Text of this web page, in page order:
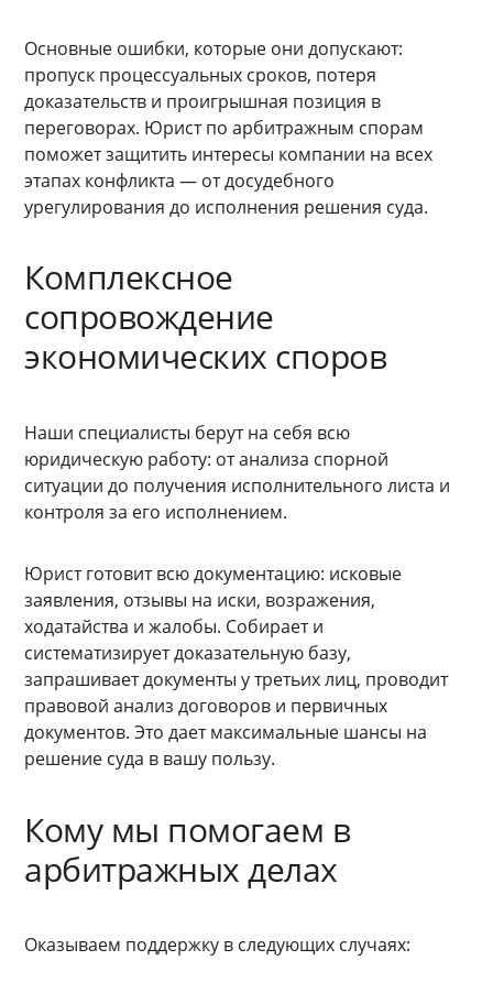
Основные ошибки, которые они допускают:
пропуск процессуальных сроков, потеря
доказательств и проигрышная позиция в
переговорах. Юрист по арбитражным спорам
поможет защитить интересы компании на всех
этапах конфликта — от досудебного
урегулирования до исполнения решения суда.
Комплексное
сопровождение
экономических споров
Наши специалисты берут на себя всю
юридическую работу: от анализа спорной
ситуации до получения исполнительного листа и
контроля за его исполнением.
Юрист готовит всю документацию: исковые
заявления, отзывы на иски, возражения,
ходатайства и жалобы. Собирает и
систематизирует доказательную базу,
запрашивает документы у третьих лиц, проводит
правовой анализ договоров и первичных
документов. Это дает максимальные шансы на
решение суда в вашу пользу.
Кому мы помогаем в
арбитражных делах
Оказываем поддержку в следующих случаях: